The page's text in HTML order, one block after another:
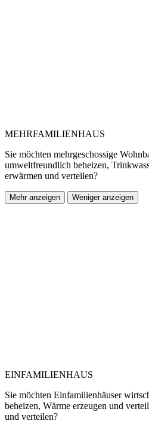
MEHRFAMILIENHAUS
Sie möchten mehrgeschossige
umweltfreundlich beheizen,
erwärmen und verteilen?
Mehr anzeigen Weniger anzeigen
EINFAMILIENHAUS
Sie möchten Einfamilienhäuser
beheizen, Wärme erzeugen und
und verteilen?